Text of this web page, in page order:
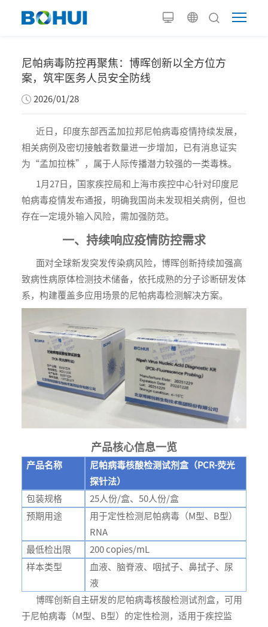
尼帕病毒防控再聚焦：博晖创新以全方位方
案，筑牢医务人员安全防线
2026/01/28
近日，印度东部西孟加拉邦尼帕病毒疫情持续发展，
相关病例及密切接触者数量进一步增加，已有消息证实
为“孟加拉株”，属于人际传播潜力较强的一类毒株。
1月27日，国家疾控局和上海市疾控中心针对印度尼
帕病毒疫情发布通报，明确我国尚未发现相关病例，但也
存在一定境外输入风险，需加强防范。
一、持续响应疫情防控需求
面对全球新发突发传染病风险，博晖创新持续加强高
致病性病原体检测技术储备，依托成熟的分子诊断研发体
系，构建覆盖多应用场景的尼帕病毒检测解决方案。
产品核心信息一览
产品名称
尼帕病毒核酸检测试剂盒（PCR-荧光
探针法）
包装规格
25人份/盒、50人份/盒
预期用途
用于定性检测尼帕病毒（M型、B型）
RNA
最低检出限
200 copies/mL
样本类型
血液、脑脊液、咽拭子、鼻拭子、尿
液
博晖创新自主研发的尼帕病毒核酸检测试剂盒，可用
于尼帕病毒（M型、B型）的定性检测，适用于疾控监